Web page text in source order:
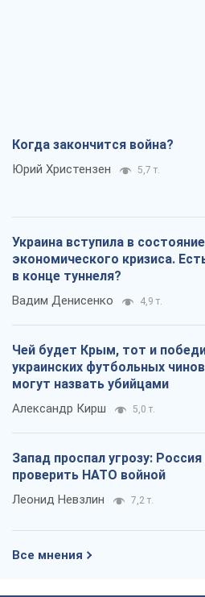
Когда закончится война?
Юрий Христензен 5,7 т.
Украина вступила в состояние
экономического кризиса.
в конце туннеля?
Вадим Денисенко 4,9 т.
Чей будет Крым, тот и
украинских футбольных
могут назвать убийцами
Александр Кирш 5,0 т.
Запад проспал угрозу:
проверить НАТО войной
Леонид Невзлин 7,2 т.
Все мнения